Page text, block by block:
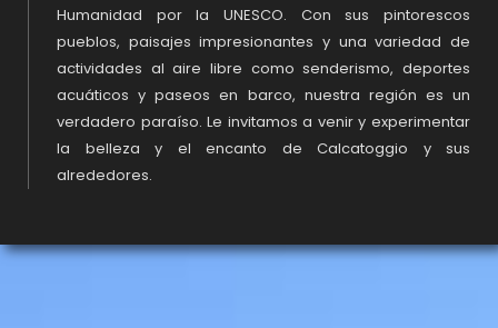
Humanidad por la UNESCO. Con sus pintorescos
pueblos, paisajes impresionantes y una variedad de
actividades al aire libre como senderismo, deportes
acuáticos y paseos en barco, nuestra región es un
verdadero paraíso. Le invitamos a venir y experimentar
la belleza y el encanto de Calcatoggio y sus
alrededores.